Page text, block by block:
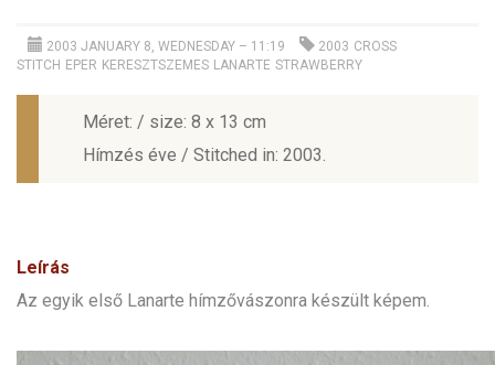
2003 JANUARY 8, WEDNESDAY – 11:19 2003 CROSS
STITCH EPER KERESZTSZEMES LANARTE STRAWBERRY
Méret: / size: 8 x 13 cm
Hímzés éve / Stitched in: 2003.
Leírás
Az egyik első Lanarte hímzővászonra készült képem.